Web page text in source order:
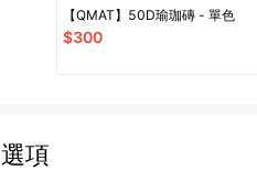
【QMAT】50D瑜珈磚 - 單色
$300
選項